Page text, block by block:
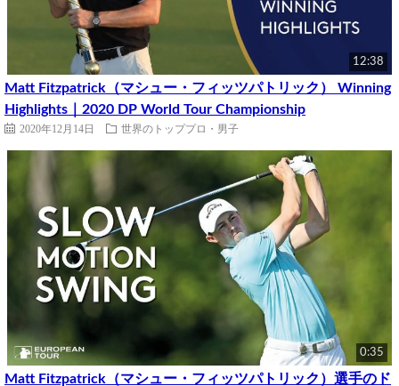
12:38
Matt Fitzpatrick（マシュー・フィッツパトリック） Winning
Highlights｜2020 DP World Tour Championship
2020年12月14日 世界のトッププロ・男子
0:35
Matt Fitzpatrick（マシュー・フィッツパトリック）選手のド